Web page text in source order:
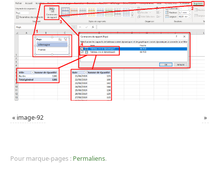
« image-92 »
Pour marque-pages : Permaliens.